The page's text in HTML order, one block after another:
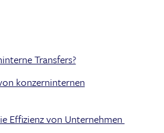
Transfers?
konzerninternen
Effizienz von Unternehmen